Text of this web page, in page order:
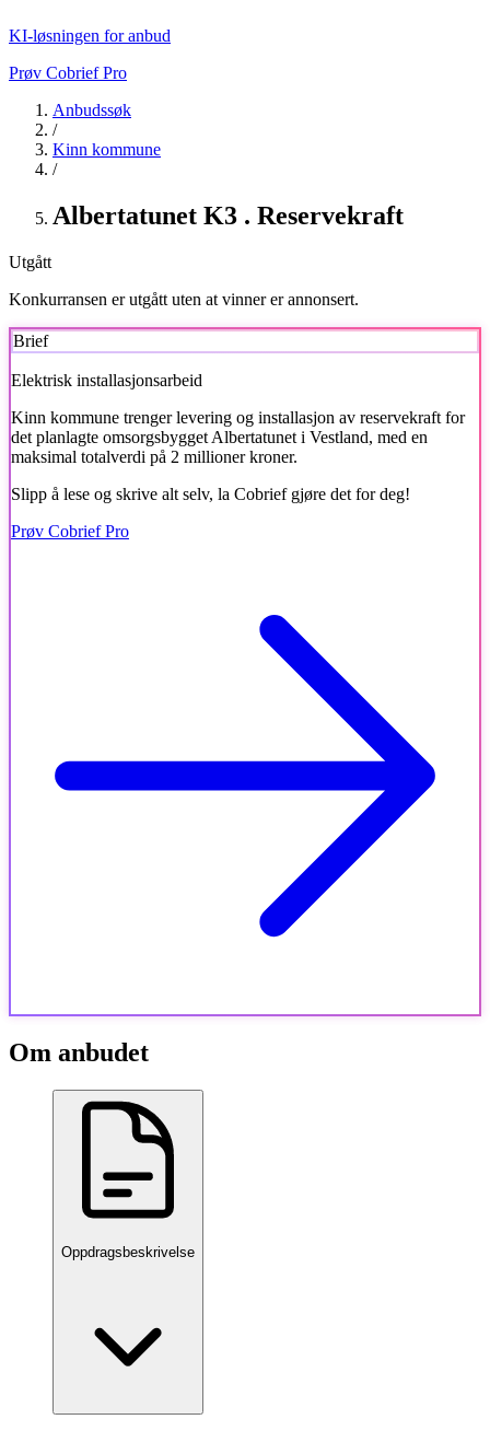
KI-løsningen for anbud
Prøv Cobrief Pro
Anbudssøk
/
Kinn kommune
/
Albertatunet K3 . Reservekraft
Utgått
Konkurransen er utgått uten at vinner er annonsert.
Brief
Elektrisk installasjonsarbeid
Kinn kommune trenger levering og installasjon av reservekraft for
det planlagte omsorgsbygget Albertatunet i Vestland, med en
maksimal totalverdi på 2 millioner kroner.
Slipp å lese og skrive alt selv, la Cobrief gjøre det for deg!
Prøv Cobrief Pro
Om anbudet
Oppdragsbeskrivelse